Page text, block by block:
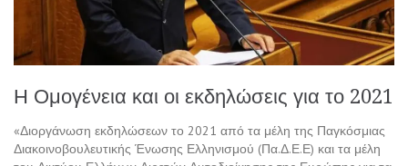
Η Ομογένεια και οι εκδηλώσεις για το 2021
«Διοργάνωση εκδηλώσεων το 2021 από τα μέλη της Παγκόσμιας
Διακοινοβουλευτικής Ένωσης Ελληνισμού (Πα.Δ.Ε.Ε) και τα μέλη